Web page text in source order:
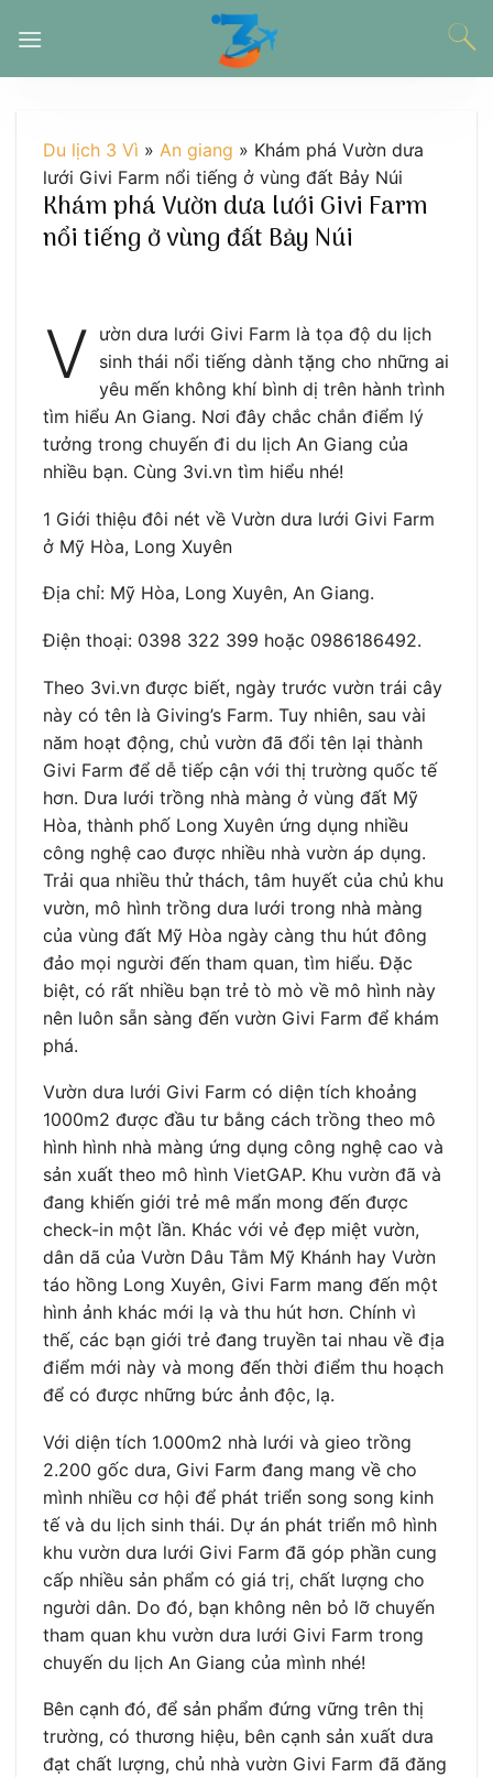
đến
Du lịch 3 Vì » An giang » Khám phá Vườn dưa
lưới Givi Farm nổi tiếng ở vùng đất Bảy Núi
Khám phá Vườn dưa lưới Givi Farm
nổi tiếng ở vùng đất Bảy Núi
V ườn dưa lưới Givi Farm là tọa độ du lịch
sinh thái nổi tiếng dành tặng cho những ai
yêu mến không khí bình dị trên hành trình
tìm hiểu An Giang. Nơi đây chắc chắn điểm lý
tưởng trong chuyến đi du lịch An Giang của
nhiều bạn. Cùng 3vi.vn tìm hiểu nhé!
1 Giới thiệu đôi nét về Vườn dưa lưới Givi Farm
ở Mỹ Hòa, Long Xuyên
Địa chỉ: Mỹ Hòa, Long Xuyên, An Giang.
Điện thoại: 0398 322 399 hoặc 0986186492.
Theo 3vi.vn được biết, ngày trước vườn trái cây
này có tên là Giving’s Farm. Tuy nhiên, sau vài
năm hoạt động, chủ vườn đã đổi tên lại thành
Givi Farm để dễ tiếp cận với thị trường quốc tế
hơn. Dưa lưới trồng nhà màng ở vùng đất Mỹ
Hòa, thành phố Long Xuyên ứng dụng nhiều
công nghệ cao được nhiều nhà vườn áp dụng.
Trải qua nhiều thử thách, tâm huyết của chủ khu
vườn, mô hình trồng dưa lưới trong nhà màng
của vùng đất Mỹ Hòa ngày càng thu hút đông
đảo mọi người đến tham quan, tìm hiểu. Đặc
biệt, có rất nhiều bạn trẻ tò mò về mô hình này
nên luôn sẵn sàng đến vườn Givi Farm để khám
phá.
Vườn dưa lưới Givi Farm có diện tích khoảng
1000m2 được đầu tư bằng cách trồng theo mô
hình hình nhà màng ứng dụng công nghệ cao và
sản xuất theo mô hình VietGAP. Khu vườn đã và
đang khiến giới trẻ mê mẩn mong đến được
check-in một lần. Khác với vẻ đẹp miệt vườn,
dân dã của Vườn Dâu Tằm Mỹ Khánh hay Vườn
táo hồng Long Xuyên, Givi Farm mang đến một
hình ảnh khác mới lạ và thu hút hơn. Chính vì
thế, các bạn giới trẻ đang truyền tai nhau về địa
điểm mới này và mong đến thời điểm thu hoạch
để có được những bức ảnh độc, lạ.
Với diện tích 1.000m2 nhà lưới và gieo trồng
2.200 gốc dưa, Givi Farm đang mang về cho
mình nhiều cơ hội để phát triển song song kinh
tế và du lịch sinh thái. Dự án phát triển mô hình
khu vườn dưa lưới Givi Farm đã góp phần cung
cấp nhiều sản phẩm có giá trị, chất lượng cho
người dân. Do đó, bạn không nên bỏ lỡ chuyến
tham quan khu vườn dưa lưới Givi Farm trong
chuyến du lịch An Giang của mình nhé!
Bên cạnh đó, để sản phẩm đứng vững trên thị
trường, có thương hiệu, bên cạnh sản xuất dưa
đạt chất lượng, chủ nhà vườn Givi Farm đã đăng